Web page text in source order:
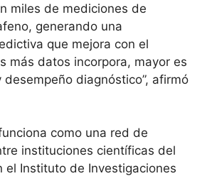
miles de mediciones de
generando una
que mejora con el
más datos incorpora, mayor es
diagnóstico”, afirmó
como una red de
instituciones científicas del
el Instituto de Investigaciones